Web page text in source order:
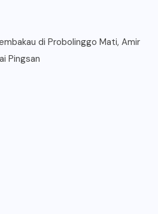
di Probolinggo Mati, Amir
Pingsan